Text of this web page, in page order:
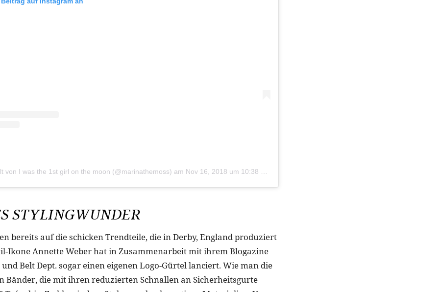
von I was the 1st girl on the moon (@marinathemoss) am Nov 16, 2018 um 10:38 PST
STYLINGWUNDER
bereits auf die schicken Trendteile, die in Derby, England produziert
Ikone Annette Weber hat in Zusammenarbeit mit ihrem Blogazine
und Belt Dept. sogar einen eigenen Logo-Gürtel lanciert. Wie man die
Bänder, die mit ihren reduzierten Schnallen an Sicherheitsgurte